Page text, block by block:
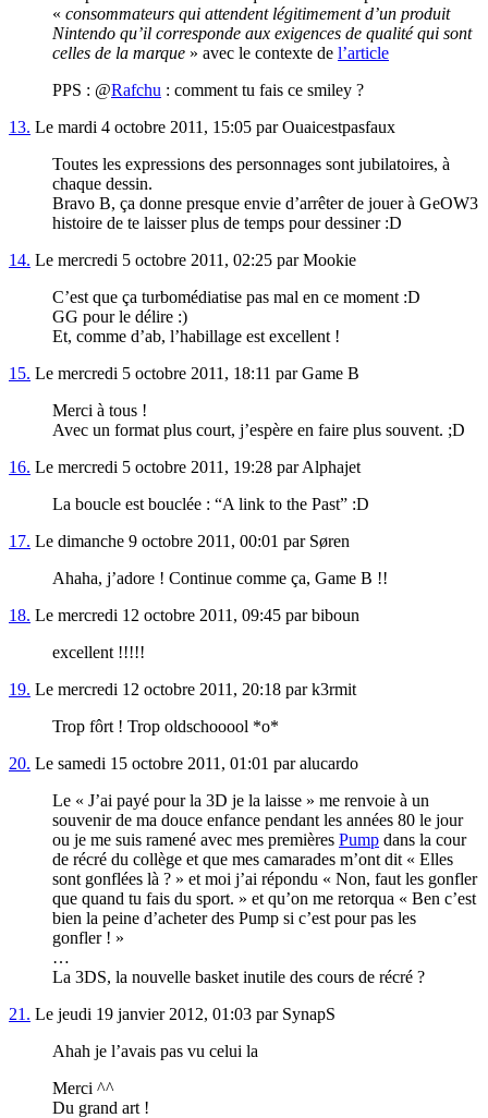
« consommateurs qui attendent légitimement d’un produit
Nintendo qu’il corresponde aux exigences de qualité qui sont
celles de la marque » avec le contexte de l’article
PPS : @Rafchu : comment tu fais ce smiley ?
13. Le mardi 4 octobre 2011, 15:05 par Ouaicestpasfaux
Toutes les expressions des personnages sont jubilatoires, à
chaque dessin.
Bravo B, ça donne presque envie d’arrêter de jouer à GeOW3
histoire de te laisser plus de temps pour dessiner :D
14. Le mercredi 5 octobre 2011, 02:25 par Mookie
C’est que ça turbomédiatise pas mal en ce moment :D
GG pour le délire :)
Et, comme d’ab, l’habillage est excellent !
15. Le mercredi 5 octobre 2011, 18:11 par Game B
Merci à tous !
Avec un format plus court, j’espère en faire plus souvent. ;D
16. Le mercredi 5 octobre 2011, 19:28 par Alphajet
La boucle est bouclée : “A link to the Past” :D
17. Le dimanche 9 octobre 2011, 00:01 par Søren
Ahaha, j’adore ! Continue comme ça, Game B !!
18. Le mercredi 12 octobre 2011, 09:45 par biboun
excellent !!!!!
19. Le mercredi 12 octobre 2011, 20:18 par k3rmit
Trop fôrt ! Trop oldschooool *o*
20. Le samedi 15 octobre 2011, 01:01 par alucardo
Le « J’ai payé pour la 3D je la laisse » me renvoie à un
souvenir de ma douce enfance pendant les années 80 le jour
ou je me suis ramené avec mes premières Pump dans la cour
de récré du collège et que mes camarades m’ont dit « Elles
sont gonflées là ? » et moi j’ai répondu « Non, faut les gonfler
que quand tu fais du sport. » et qu’on me retorqua « Ben c’est
bien la peine d’acheter des Pump si c’est pour pas les
gonfler ! »
…
La 3DS, la nouvelle basket inutile des cours de récré ?
21. Le jeudi 19 janvier 2012, 01:03 par SynapS
Ahah je l’avais pas vu celui la
Merci ^^
Du grand art !